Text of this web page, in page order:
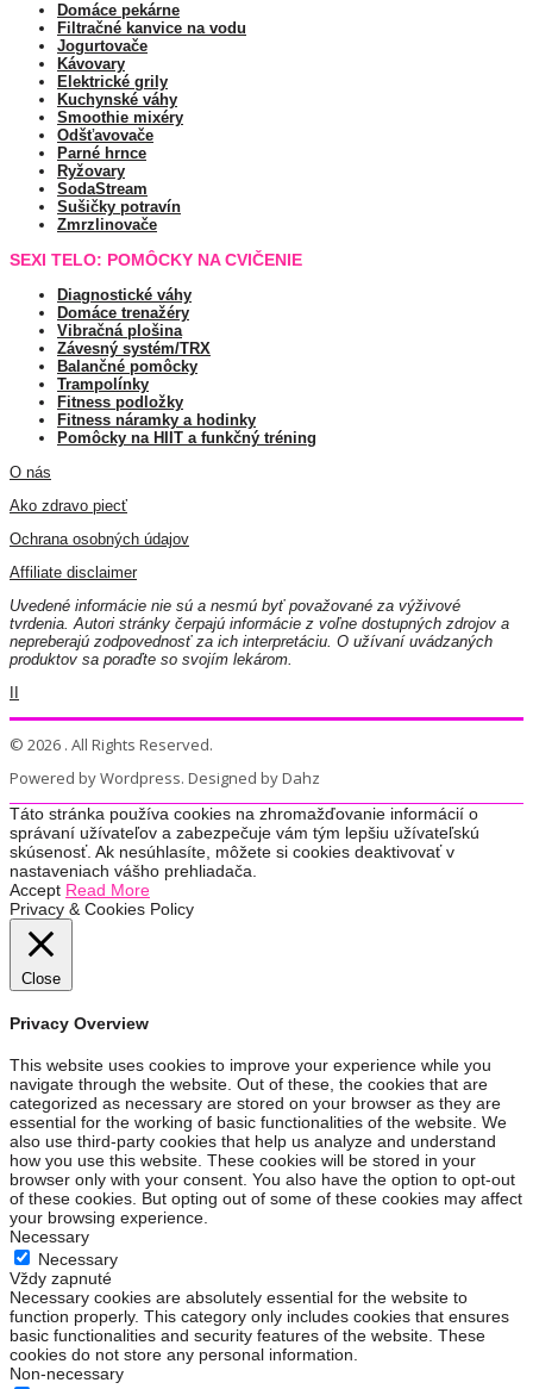
Domáce pekárne
Filtračné kanvice na vodu
Jogurtovače
Kávovary
Elektrické grily
Kuchynské váhy
Smoothie mixéry
Odšťavovače
Parné hrnce
Ryžovary
SodaStream
Sušičky potravín
Zmrzlinovače
SEXI TELO: POMÔCKY NA CVIČENIE
Diagnostické váhy
Domáce trenažéry
Vibračná plošina
Závesný systém/TRX
Balančné pomôcky
Trampolínky
Fitness podložky
Fitness náramky a hodinky
Pomôcky na HIIT a funkčný tréning
O nás
Ako zdravo piecť
Ochrana osobných údajov
Affiliate disclaimer
Uvedené informácie nie sú a nesmú byť považované za výživové
tvrdenia. Autori stránky čerpajú informácie z voľne dostupných zdrojov a
nepreberajú zodpovednosť za ich interpretáciu. O užívaní uvádzaných
produktov sa poraďte so svojím lekárom.
© 2026 . All Rights Reserved.
Powered by Wordpress. Designed by Dahz
Táto stránka používa cookies na zhromažďovanie informácií o
správaní užívateľov a zabezpečuje vám tým lepšiu užívateľskú
skúsenosť. Ak nesúhlasíte, môžete si cookies deaktivovať v
nastaveniach vášho prehliadača.
Accept Read More
Privacy & Cookies Policy
Close
Privacy Overview
This website uses cookies to improve your experience while you
navigate through the website. Out of these, the cookies that are
categorized as necessary are stored on your browser as they are
essential for the working of basic functionalities of the website. We
also use third-party cookies that help us analyze and understand
how you use this website. These cookies will be stored in your
browser only with your consent. You also have the option to opt-out
of these cookies. But opting out of some of these cookies may affect
your browsing experience.
Necessary
Necessary
Vždy zapnuté
Necessary cookies are absolutely essential for the website to
function properly. This category only includes cookies that ensures
basic functionalities and security features of the website. These
cookies do not store any personal information.
Non-necessary